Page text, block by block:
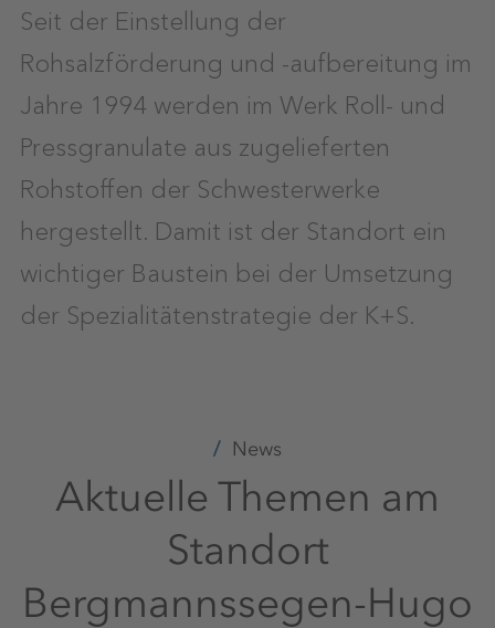
Seit der Einstellung der
Rohsalzförderung und -aufbereitung im
Jahre 1994 werden im Werk Roll- und
Pressgranulate aus zugelieferten
Rohstoffen der Schwesterwerke
hergestellt. Damit ist der Standort ein
wichtiger Baustein bei der Umsetzung
der Spezialitätenstrategie der K+S.
News
Aktuelle Themen am
Standort
Bergmannssegen-Hugo